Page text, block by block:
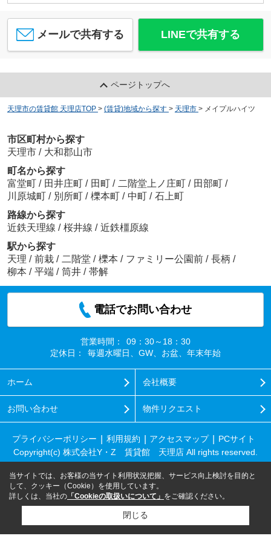
メールで共有する LINEで共有する
ページトップへ
天理市の賃貸館 天理店TOP > (賃貸)地域から探す > 天理市 > メイプルハイツ
市区町村から探す
天理市 / 大和郡山市
町名から探す
富堂町 / 田井庄町 / 田町 / 二階堂上ノ庄町 / 田部町 /
川原城町 / 別所町 / 櫟本町 / 中町 / 石上町
路線から探す
近鉄天理線 / 桜井線 / 近鉄橿原線
駅から探す
天理 / 前栽 / 二階堂 / 櫟本 / ファミリー公園前 / 長柄 /
柳本 / 平端 / 筒井 / 帯解
電話でお問い合わせ
営業時間：
09：30～18：30
定休日：
毎週水曜日、GW、お盆、年末年始
ホーム 会社概要
お問い合わせ 物件リクエスト
プライバシーポリシー 利用規約 アクセスマップ
PCサイト
Copyright(c) 株式会社Y・Z 賃貸館 天理店 All rights reserved.
当サイトでは、お客様の当サイト利用状況把握、サービス向上検討を目的と
して、クッキー（Cookie）を使用しています。
詳しくは、当社の 「Cookieの取扱いについて」 をご確認ください。
閉じる